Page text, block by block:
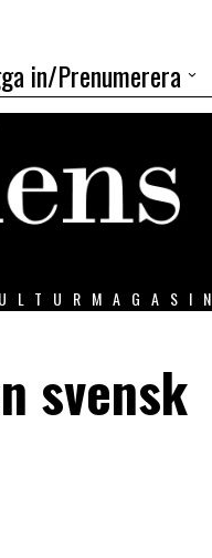
in/Prenumerera
svensk